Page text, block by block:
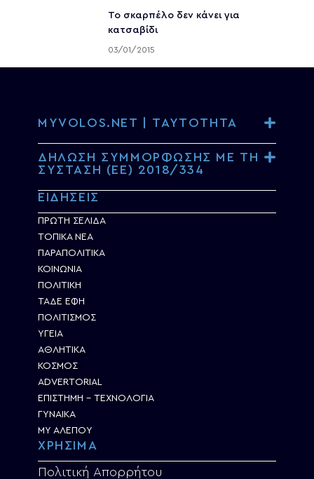
To σκαρπέλο δεν κάνει για
κατσαβίδι
03/01/2015
MYVOLOS.NET | ΤΑΥΤΟΤΗΤΑ
ΔΗΛΩΣΗ ΣΥΜΜΟΡΦΩΣΗΣ ΜΕ ΤΗ
ΣΥΣΤΑΣΗ (ΕΕ) 2018/334
ΕΙΔΗΣΕΙΣ
ΠΡΩΤΗ ΣΕΛΙΔΑ
ΤΟΠΙΚΑ ΝΕΑ
ΠΑΡΑΠΟΛΙΤΙΚΑ
ΚΟΙΝΩΝΙΑ
ΠΟΛΙΤΙΚΗ
ΤΑΔΕ ΕΦΗ
ΠΟΛΙΤΙΣΜΟΣ
ΥΓΕΙΑ
ΑΘΛΗΤΙΚΑ
ΚΟΣΜΟΣ
ADVERTORIAL
ΕΠΙΣΤΗΜΗ – ΤΕΧΝΟΛΟΓΙΑ
ΓΥΝΑΙΚΑ
MY ΑΛΕΠΟΥ
ΧΡΗΣΙΜΑ
Πολιτική Απορρήτου